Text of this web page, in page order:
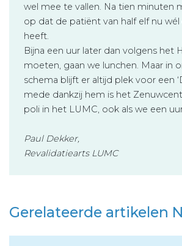
wel mee te vallen. Na tien minuten
op dat de patiënt van half elf nu wél
heeft.
Bijna een uur later dan volgens het
moeten, gaan we lunchen. Maar in
schema blijft er altijd plek voor een
mede dankzij hem is het
poli in het LUMC, ook als we een
Paul Dekker,
Revalidatiearts LUMC
Gerelateerde artikelen